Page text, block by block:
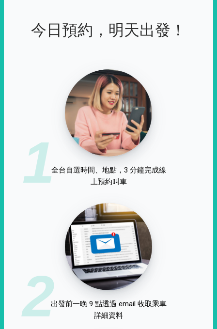
今日預約，明天出發！
1全台自選時間、地點，3 分鐘完成線
上預約叫車
2出發前一晚 9 點透過 email 收取乘車
詳細資料